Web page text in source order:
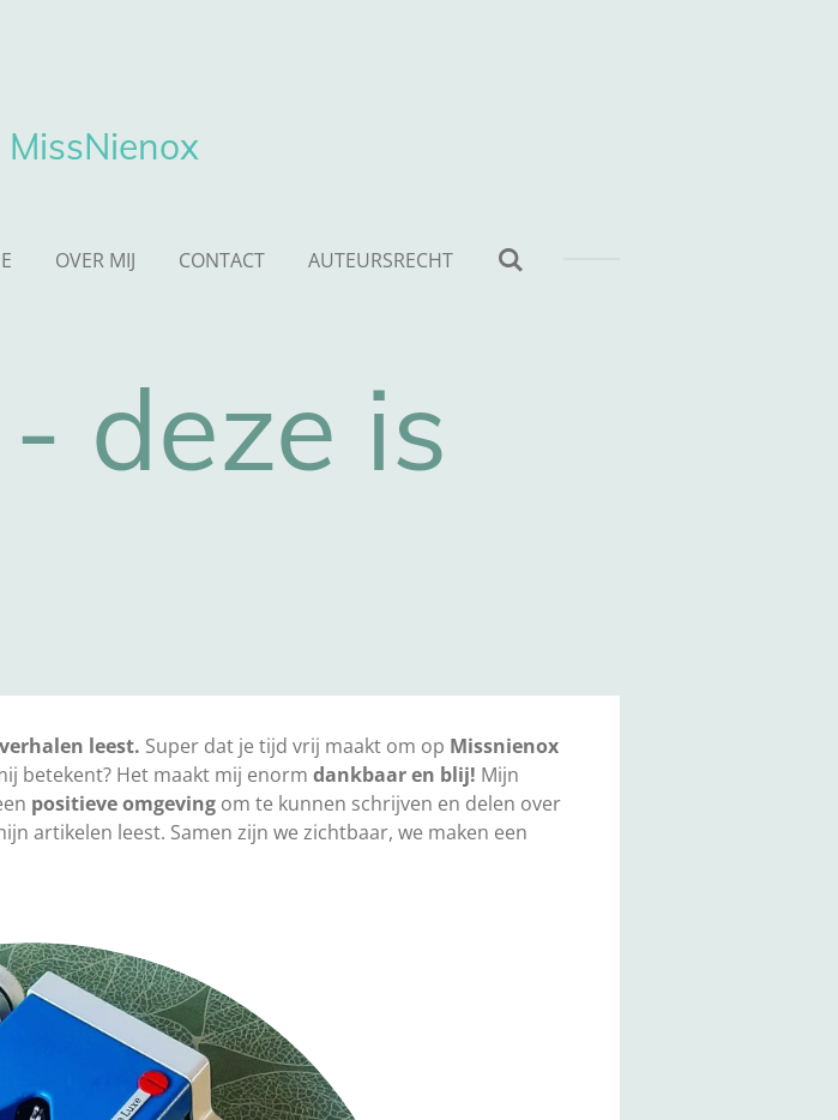
MissNienox
OVER MIJ CONTACT AUTEURSRECHT
deze is
leest. Super dat je tijd vrij maakt om op Missnienox
betekent? Het maakt mij enorm dankbaar en blij! Mijn
positieve omgeving om te kunnen schrijven en delen over
artikelen leest. Samen zijn we zichtbaar, we maken een